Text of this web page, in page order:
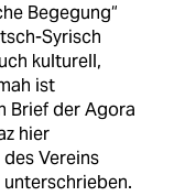
Begegung“
Syrisch
kulturell,
ist
Brief der Agora
hier
Vereins